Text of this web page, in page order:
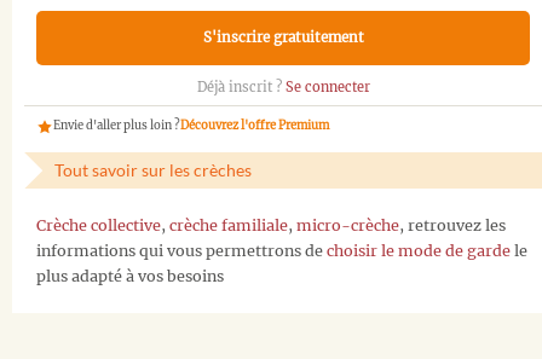
S'inscrire gratuitement
Déjà inscrit ? Se connecter
Envie d'aller plus loin ?Découvrez l'offre Premium
Tout savoir sur les crèches
Crèche collective, crèche familiale, micro-crèche, retrouvez les
informations qui vous permettrons de choisir le mode de garde le
plus adapté à vos besoins